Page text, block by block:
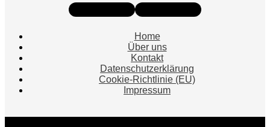
Home
Über uns
Kontakt
Datenschutzerklärung
Cookie-Richtlinie (EU)
Impressum